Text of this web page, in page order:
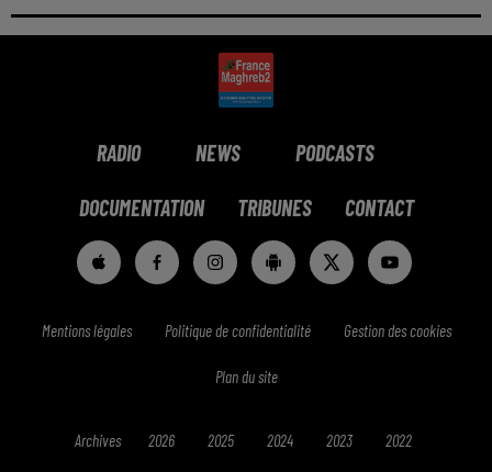
RADIO NEWS PODCASTS
DOCUMENTATION TRIBUNES CONTACT
Mentions légales Politique de confidentialité Gestion des cookies
Plan du site
Archives 2026 2025 2024 2023 2022